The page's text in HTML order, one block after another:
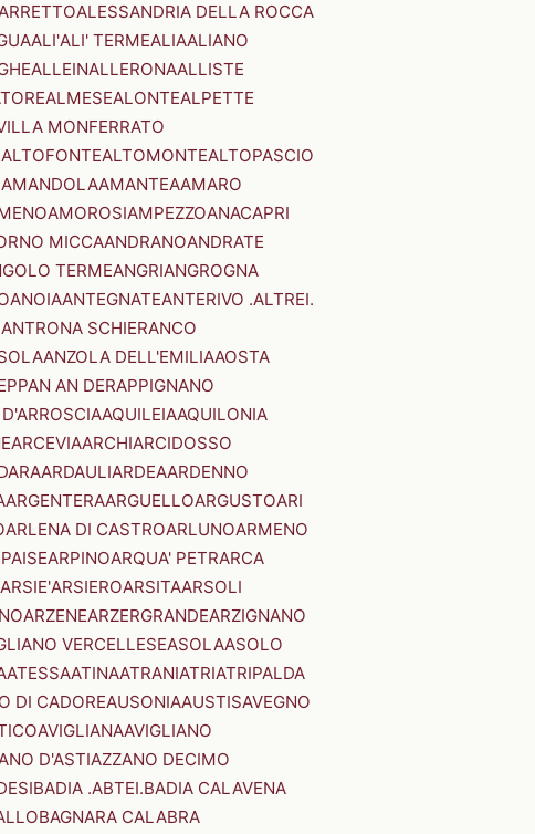
ALESSANDRIA DELLA ROCCA
ALI'ALI' TERMEALIAALIANO
ALLEINALLERONAALLISTE
ALMESEALONTEALPETTE
MONFERRATO
ALTOFONTEALTOMONTEALTOPASCIO
AMANDOLAAMANTEAAMARO
AMOROSIAMPEZZOANACAPRI
MICCAANDRANOANDRATE
TERMEANGRIANGROGNA
ANOIAANTEGNATEANTERIVO .ALTREI.
ANTRONA SCHIERANCO
ANZOLA DELL'EMILIAAOSTA
AN DERAPPIGNANO
AQUILEIAAQUILONIA
ARCEVIAARCHIARCIDOSSO
ARDAULIARDEAARDENNO
ARGENTERAARGUELLOARGUSTOARI
ARLENA DI CASTROARLUNOARMENO
ARPINOARQUA' PETRARCA
ARSIE'ARSIEROARSITAARSOLI
ARZENEARZERGRANDEARZIGNANO
VERCELLESEASOLAASOLO
ATESSAATINAATRANIATRIATRIPALDA
DI CADOREAUSONIAAUSTISAVEGNO
AVIGLIANAAVIGLIANO
D'ASTIAZZANO DECIMO
BADIA .ABTEI.BADIA CALAVENA
BAGNARA CALABRA